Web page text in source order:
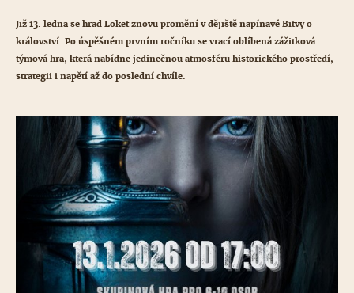
Již 13. ledna se hrad Loket znovu promění v dějiště napínavé Bitvy o
království. Po úspěšném prvním ročníku se vrací oblíbená zážitková
týmová hra, která nabídne jedinečnou atmosféru historického prostředí,
strategii i napětí až do poslední chvíle.